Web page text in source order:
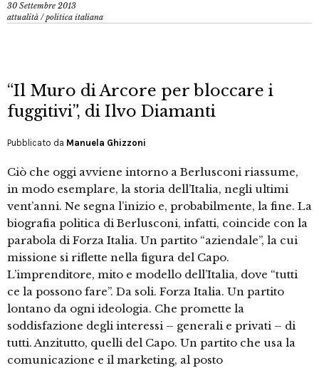
30 Settembre 2013
attualità /politica italiana
“Il Muro di Arcore per bloccare i
fuggitivi”, di Ilvo Diamanti
Pubblicato da Manuela Ghizzoni
Ciò che oggi avviene intorno a Berlusconi riassume,
in modo esemplare, la storia dell’Italia, negli ultimi
vent’anni. Ne segna l’inizio e, probabilmente, la fine. La
biografia politica di Berlusconi, infatti, coincide con la
parabola di Forza Italia. Un partito “aziendale”, la cui
missione si riflette nella figura del Capo.
L’imprenditore, mito e modello dell’Italia, dove “tutti
ce la possono fare”. Da soli. Forza Italia. Un partito
lontano da ogni ideologia. Che promette la
soddisfazione degli interessi – generali e privati – di
tutti. Anzitutto, quelli del Capo. Un partito che usa la
comunicazione e il marketing, al posto